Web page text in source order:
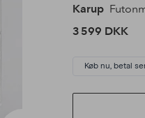
Karup
3 599 DKK
Køb nu, betal